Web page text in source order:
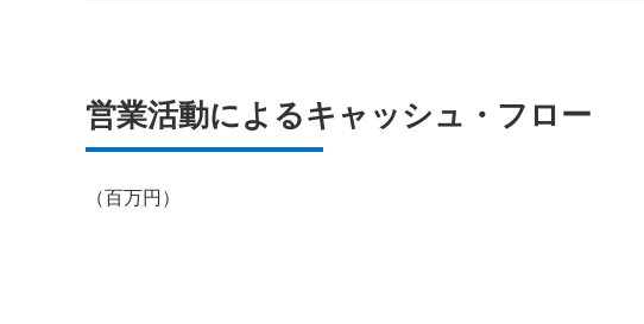
営業活動によるキャッシュ・フロー
（百万円）